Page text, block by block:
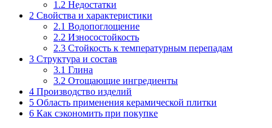
1.2 Недостатки
2 Свойства и характеристики
2.1 Водопоглощение
2.2 Износостойкость
2.3 Стойкость к температурным перепадам
3 Структура и состав
3.1 Глина
3.2 Отощающие ингредиенты
4 Производство изделий
5 Область применения керамической плитки
6 Как сэкономить при покупке